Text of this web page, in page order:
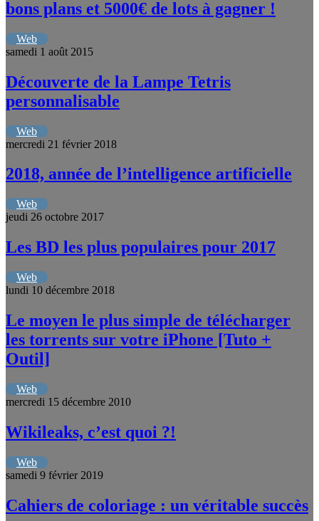
bons plans et 5000€ de lots à gagner !
Web
samedi 1 août 2015
Découverte de la Lampe Tetris
personnalisable
Web
mercredi 21 février 2018
2018, année de l’intelligence artificielle
Web
jeudi 26 octobre 2017
Les BD les plus populaires pour 2017
Web
lundi 10 décembre 2018
Le moyen le plus simple de télécharger
les torrents sur votre iPhone [Tuto +
Outil]
Web
mercredi 15 décembre 2010
Wikileaks, c’est quoi ?!
Web
samedi 9 février 2019
Cahiers de coloriage : un véritable succès